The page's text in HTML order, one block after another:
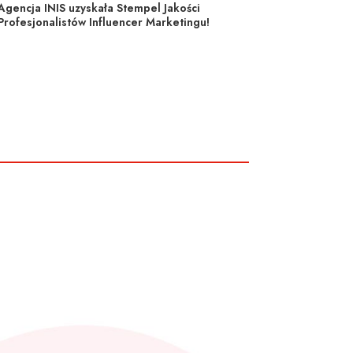
INIS uzyskała Stempel Jakości
Influencer Marketingu!